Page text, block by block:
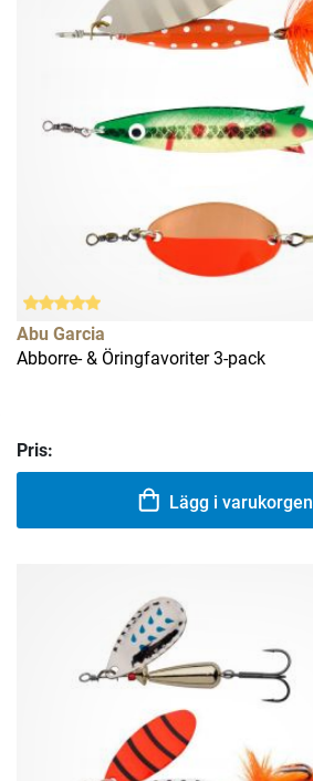
Abu Garcia
Abborre- & Öringfavoriter 3-pack
Pris:
Lägg i varukorgen